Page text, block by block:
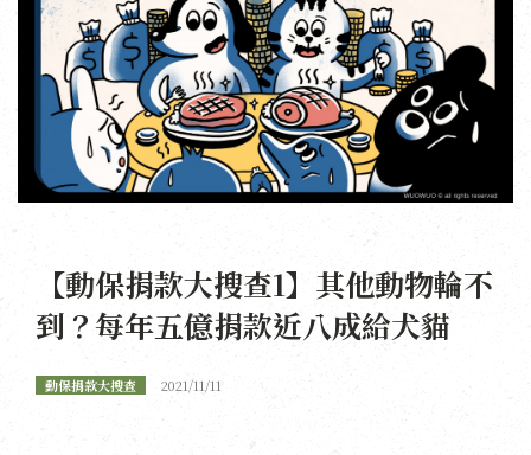
【動保捐款大搜查1】其他動物輪不
到？每年五億捐款近八成給犬貓
動保捐款大搜查 2021/11/11